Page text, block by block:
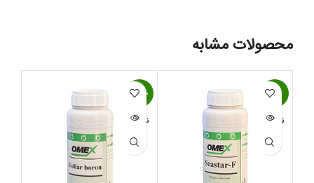
محصولات مشابه
-3%
ناموجود
-25%
ناموجود